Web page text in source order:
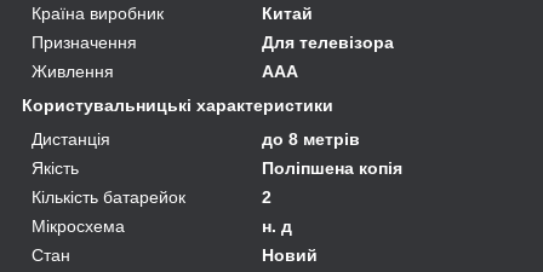
Країна виробник
Китай
Призначення
Для телевізора
Живлення
AAA
Користувальницькі характеристики
Дистанція
до 8 метрів
Якість
Поліпшена копія
Кількість батарейок
2
Мікросхема
н. д
Стан
Новий